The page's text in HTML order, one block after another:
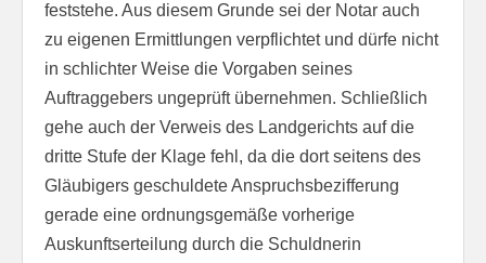
feststehe. Aus diesem Grunde sei der Notar auch
zu eigenen Ermittlungen verpflichtet und dürfe nicht
in schlichter Weise die Vorgaben seines
Auftraggebers ungeprüft übernehmen. Schließlich
gehe auch der Verweis des Landgerichts auf die
dritte Stufe der Klage fehl, da die dort seitens des
Gläubigers geschuldete Anspruchsbezifferung
gerade eine ordnungsgemäße vorherige
Auskunftserteilung durch die Schuldnerin